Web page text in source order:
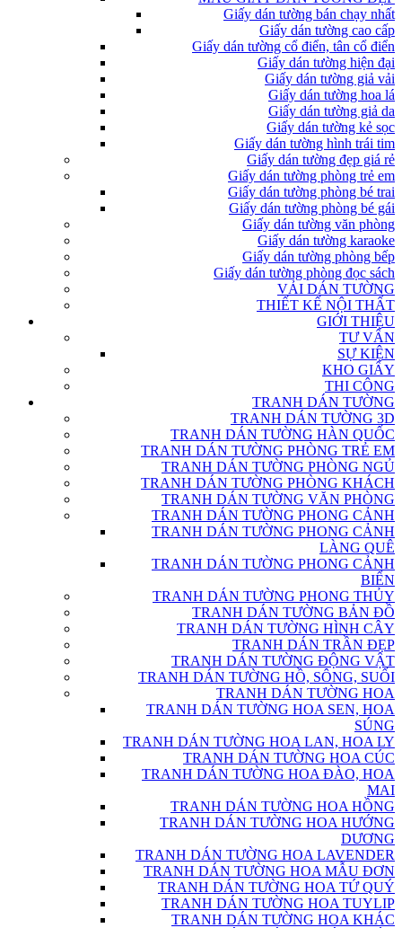
Giấy dán tường bán chạy nhất
Giấy dán tường cao cấp
Giấy dán tường cổ điển, tân cổ điển
Giấy dán tường hiện đại
Giấy dán tường giả vải
Giấy dán tường hoa lá
Giấy dán tường giả da
Giấy dán tường kẻ sọc
Giấy dán tường hình trái tim
Giấy dán tường đẹp giá rẻ
Giấy dán tường phòng trẻ em
Giấy dán tường phòng bé trai
Giấy dán tường phòng bé gái
Giấy dán tường văn phòng
Giấy dán tường karaoke
Giấy dán tường phòng bếp
Giấy dán tường phòng đọc sách
VẢI DÁN TƯỜNG
THIẾT KẾ NỘI THẤT
GIỚI THIỆU
TƯ VẤN
SỰ KIỆN
KHO GIẤY
THI CÔNG
TRANH DÁN TƯỜNG
TRANH DÁN TƯỜNG 3D
TRANH DÁN TƯỜNG HÀN QUỐC
TRANH DÁN TƯỜNG PHÒNG TRẺ EM
TRANH DÁN TƯỜNG PHÒNG NGỦ
TRANH DÁN TƯỜNG PHÒNG KHÁCH
TRANH DÁN TƯỜNG VĂN PHÒNG
TRANH DÁN TƯỜNG PHONG CẢNH
TRANH DÁN TƯỜNG PHONG CẢNH
LÀNG QUÊ
TRANH DÁN TƯỜNG PHONG CẢNH
BIỂN
TRANH DÁN TƯỜNG PHONG THỦY
TRANH DÁN TƯỜNG BẢN ĐỒ
TRANH DÁN TƯỜNG HÌNH CÂY
TRANH DÁN TRẦN ĐẸP
TRANH DÁN TƯỜNG ĐỘNG VẬT
TRANH DÁN TƯỜNG HỒ, SÔNG, SUỐI
TRANH DÁN TƯỜNG HOA
TRANH DÁN TƯỜNG HOA SEN, HOA
SÚNG
TRANH DÁN TƯỜNG HOA LAN, HOA LY
TRANH DÁN TƯỜNG HOA CÚC
TRANH DÁN TƯỜNG HOA ĐÀO, HOA
MAI
TRANH DÁN TƯỜNG HOA HỒNG
TRANH DÁN TƯỜNG HOA HƯỚNG
DƯƠNG
TRANH DÁN TƯỜNG HOA LAVENDER
TRANH DÁN TƯỜNG HOA MẪU ĐƠN
TRANH DÁN TƯỜNG HOA TỨ QUÝ
TRANH DÁN TƯỜNG HOA TUYLIP
TRANH DÁN TƯỜNG HOA KHÁC